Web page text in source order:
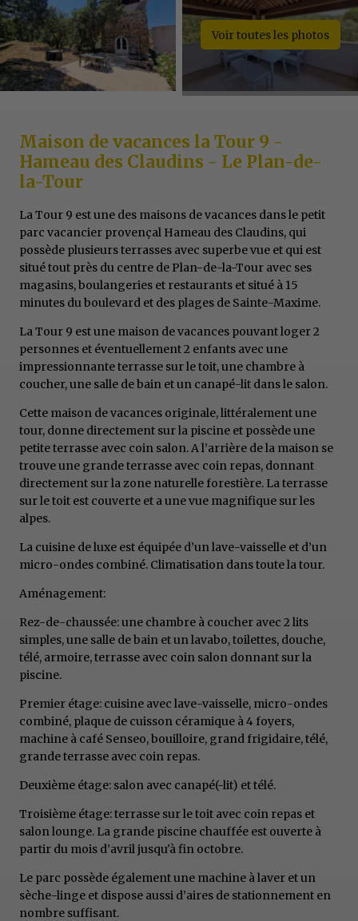
Voir toutes les photos
Maison de vacances la Tour 9 -
Hameau des Claudins - Le Plan-de-
la-Tour
La Tour 9 est une des maisons de vacances dans le petit
parc vacancier provençal Hameau des Claudins, qui
possède plusieurs terrasses avec superbe vue et qui est
situé tout près du centre de Plan-de-la-Tour avec ses
magasins, boulangeries et restaurants et situé à 15
minutes du boulevard et des plages de Sainte-Maxime.
La Tour 9 est une maison de vacances pouvant loger 2
personnes et éventuellement 2 enfants avec une
impressionnante terrasse sur le toit, une chambre à
coucher, une salle de bain et un canapé-lit dans le salon.
Cette maison de vacances originale, littéralement une
tour, donne directement sur la piscine et possède une
petite terrasse avec coin salon. A l’arrière de la maison se
trouve une grande terrasse avec coin repas, donnant
directement sur la zone naturelle forestière. La terrasse
sur le toit est couverte et a une vue magnifique sur les
alpes.
La cuisine de luxe est équipée d’un lave-vaisselle et d’un
micro-ondes combiné. Climatisation dans toute la tour.
Aménagement:
Rez-de-chaussée: une chambre à coucher avec 2 lits
simples, une salle de bain et un lavabo, toilettes, douche,
télé, armoire, terrasse avec coin salon donnant sur la
piscine.
Premier étage: cuisine avec lave-vaisselle, micro-ondes
combiné, plaque de cuisson céramique à 4 foyers,
machine à café Senseo, bouilloire, grand frigidaire, télé,
grande terrasse avec coin repas.
Deuxième étage: salon avec canapé(-lit) et télé.
Troisième étage: terrasse sur le toit avec coin repas et
salon lounge. La grande piscine chauffée est ouverte à
partir du mois d’avril jusqu'à fin octobre.
Le parc possède également une machine à laver et un
sèche-linge et dispose aussi d’aires de stationnement en
nombre suffisant.